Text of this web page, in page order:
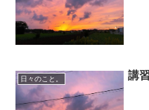
日々のこと。 講